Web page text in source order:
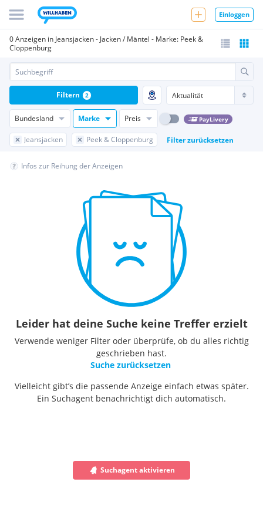
Einloggen
0 Anzeigen in Jeansjacken - Jacken / Mäntel - Marke: Peek &
Cloppenburg
Bundesland Marke Preis PayLivery
Jeansjacken Peek & Cloppenburg Filter zurücksetzen
Filtern 2
Infos zur Reihung der Anzeigen
Leider hat deine Suche keine Treffer erzielt
Verwende weniger Filter oder überprüfe, ob du alles richtig
geschrieben hast.
Suche zurücksetzen
Vielleicht gibt’s die passende Anzeige einfach etwas später.
Ein Suchagent benachrichtigt dich automatisch.
Suchagent aktivieren